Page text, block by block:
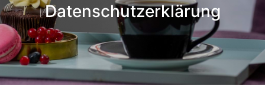
Datenschutzerklärung